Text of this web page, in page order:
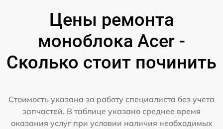
Цены ремонта
моноблока Acer -
Сколько стоит починить
Стоимость указана за работу специалиста без учета
запчастей. В таблице указано среднее время
оказания услуг при условии наличия необходимых